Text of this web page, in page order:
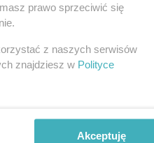
prawo sprzeciwić się
z naszych serwisów
znajdziesz w Polityce
Akceptuję